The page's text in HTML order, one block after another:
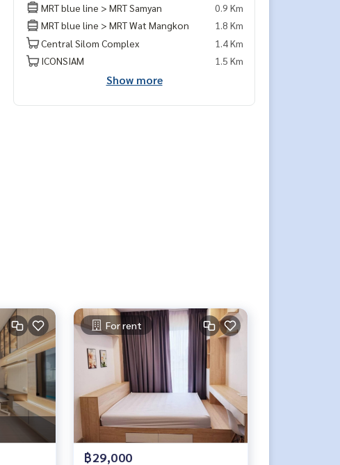
MRT blue line > MRT Samyan
0.9 Km
MRT blue line > MRT Wat Mangkon
1.8 Km
Central Silom Complex
1.4 Km
ICONSIAM
1.5 Km
Show more
For rent
฿29,000